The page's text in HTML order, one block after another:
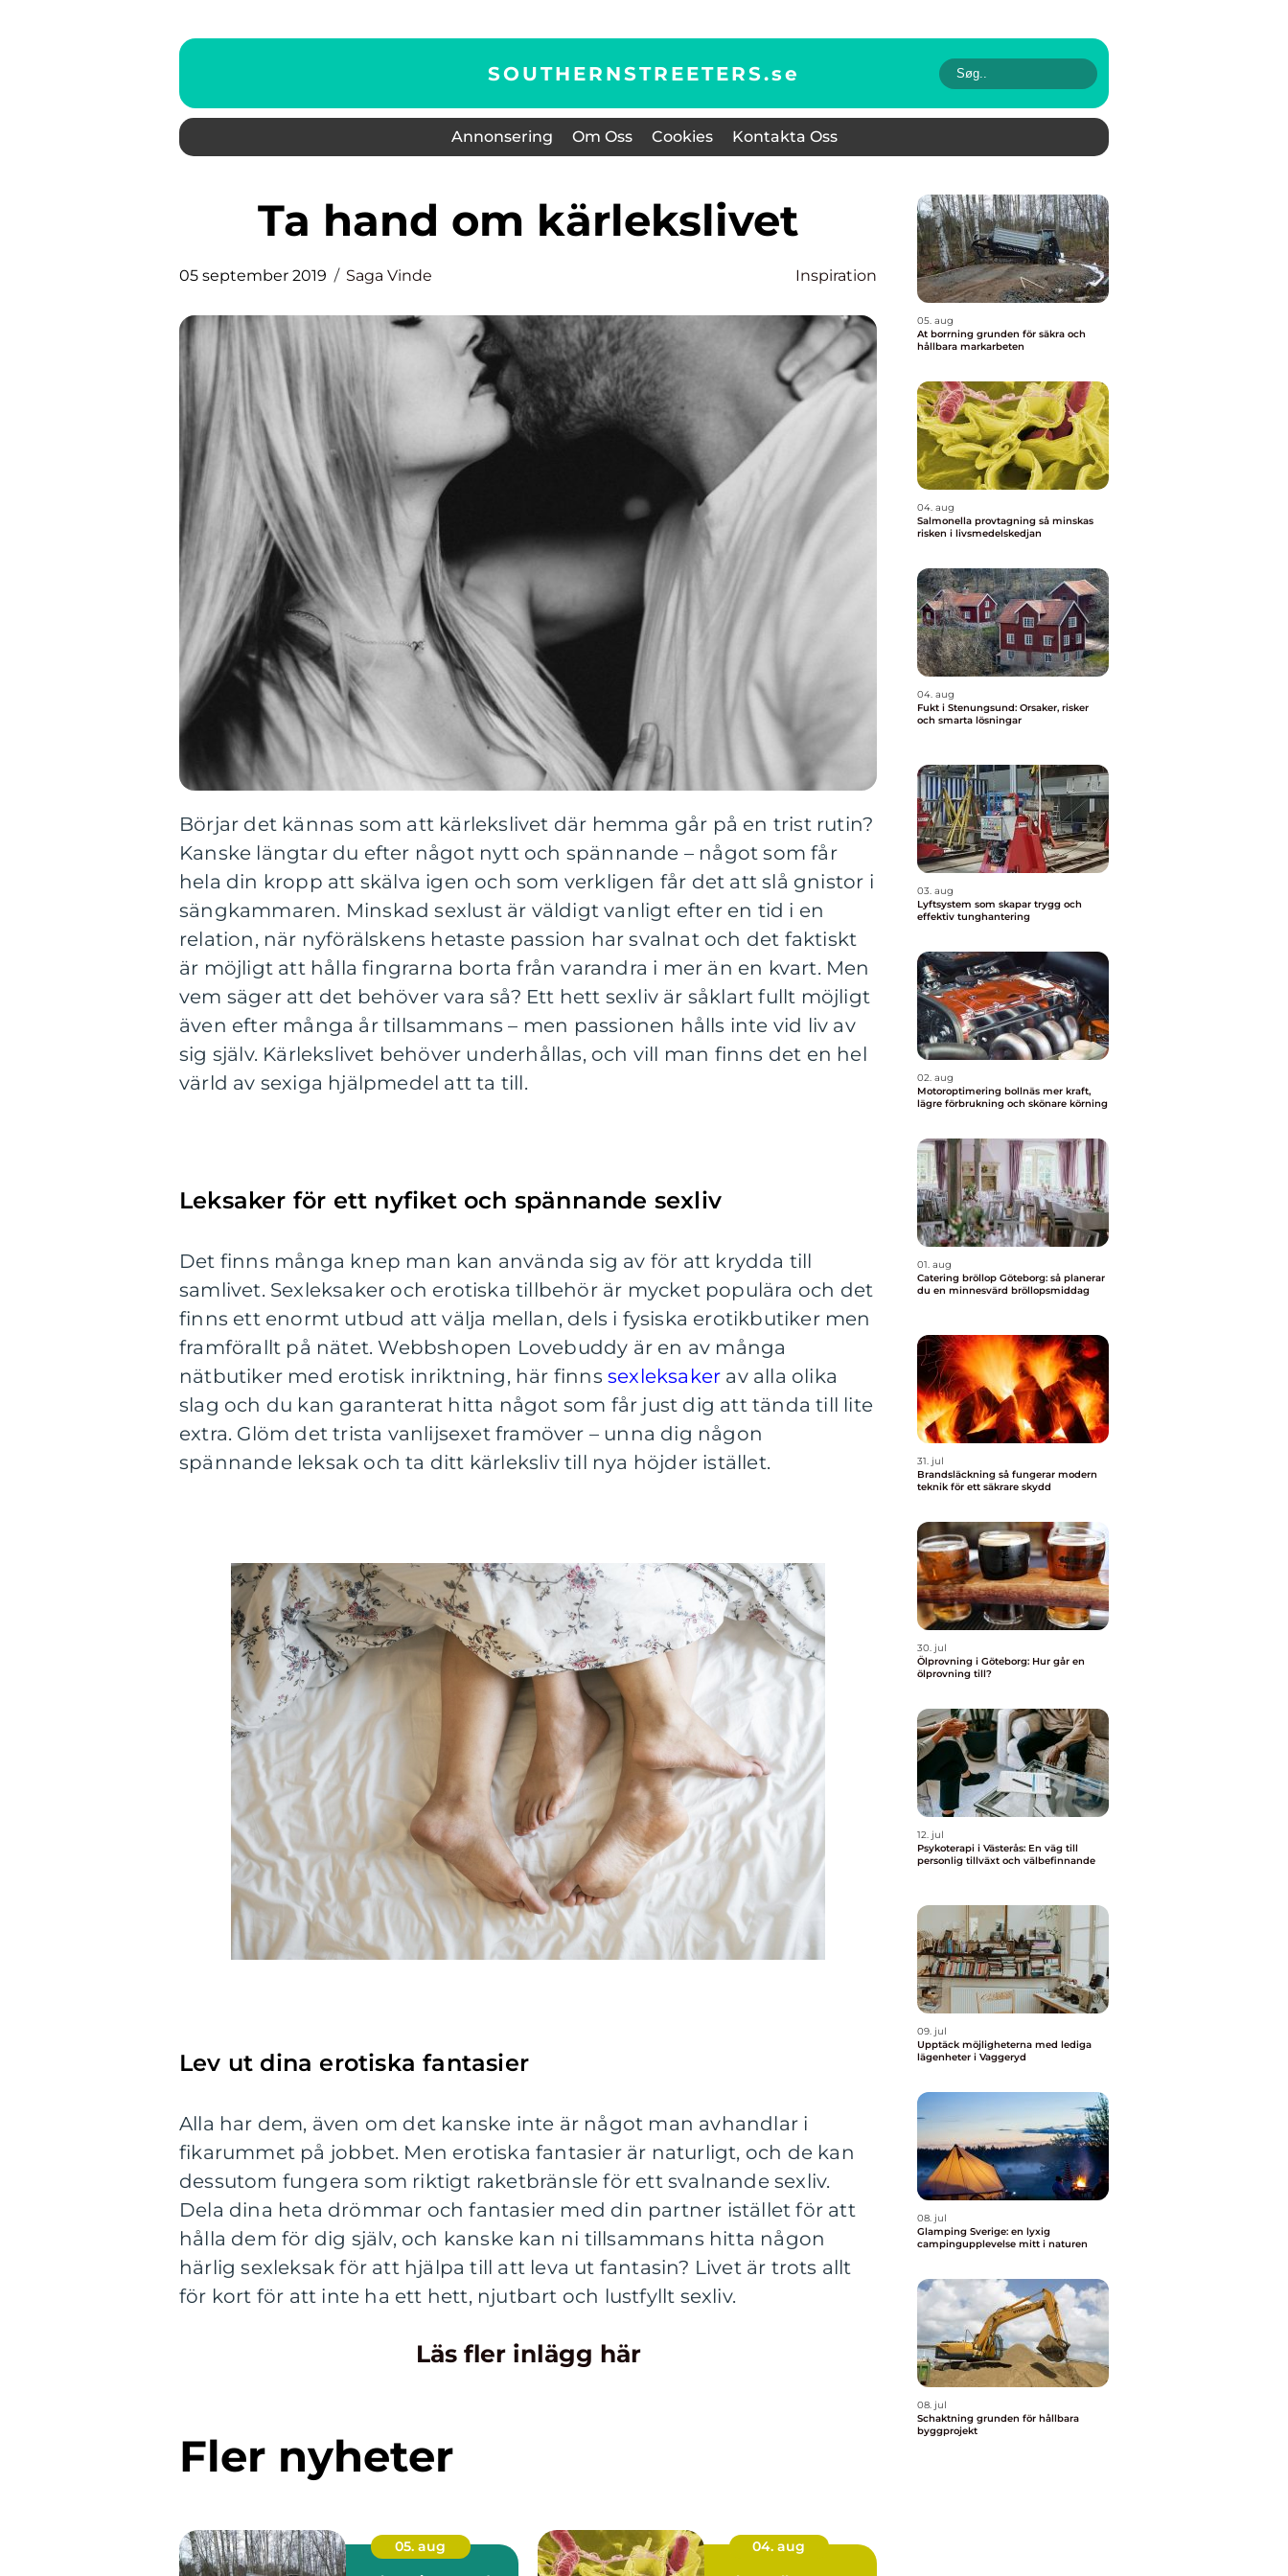
SOUTHERNSTREETERS.se
Annonsering Om Oss Cookies Kontakta Oss
Ta hand om kärlekslivet
05 september 2019 Saga Vinde Inspiration
Börjar det kännas som att kärlekslivet där hemma går på en trist rutin?
Kanske längtar du efter något nytt och spännande – något som får
hela din kropp att skälva igen och som verkligen får det att slå gnistor i
sängkammaren. Minskad sexlust är väldigt vanligt efter en tid i en
relation, när nyförälskens hetaste passion har svalnat och det faktiskt
är möjligt att hålla fingrarna borta från varandra i mer än en kvart. Men
vem säger att det behöver vara så? Ett hett sexliv är såklart fullt möjligt
även efter många år tillsammans – men passionen hålls inte vid liv av
sig själv. Kärlekslivet behöver underhållas, och vill man finns det en hel
värld av sexiga hjälpmedel att ta till.
Leksaker för ett nyfiket och spännande sexliv
Det finns många knep man kan använda sig av för att krydda till
samlivet. Sexleksaker och erotiska tillbehör är mycket populära och det
finns ett enormt utbud att välja mellan, dels i fysiska erotikbutiker men
framförallt på nätet. Webbshopen Lovebuddy är en av många
nätbutiker med erotisk inriktning, här finnssexleksaker av alla olika
slag och du kan garanterat hitta något som får just dig att tända till lite
extra. Glöm det trista vanlijsexet framöver – unna dig någon
spännande leksak och ta ditt kärleksliv till nya höjder istället.
Lev ut dina erotiska fantasier
Alla har dem, även om det kanske inte är något man avhandlar i
fikarummet på jobbet. Men erotiska fantasier är naturligt, och de kan
dessutom fungera som riktigt raketbränsle för ett svalnande sexliv.
Dela dina heta drömmar och fantasier med din partner istället för att
hålla dem för dig själv, och kanske kan ni tillsammans hitta någon
härlig sexleksak för att hjälpa till att leva ut fantasin? Livet är trots allt
för kort för att inte ha ett hett, njutbart och lustfyllt sexliv.
Läs fler inlägg här
Fler nyheter
05. aug
04. aug
05. aug
At borrning grunden för säkra och
hållbara markarbeten
04. aug
Salmonella provtagning så minskas
risken i livsmedelskedjan
04. aug
Fukt i Stenungsund: Orsaker, risker
och smarta lösningar
03. aug
Lyftsystem som skapar trygg och
effektiv tunghantering
02. aug
Motoroptimering bollnäs mer kraft,
lägre förbrukning och skönare körning
01. aug
Catering bröllop Göteborg: så planerar
du en minnesvärd bröllopsmiddag
31. jul
Brandsläckning så fungerar modern
teknik för ett säkrare skydd
30. jul
Ölprovning i Göteborg: Hur går en
ölprovning till?
12. jul
Psykoterapi i Västerås: En väg till
personlig tillväxt och välbefinnande
09. jul
Upptäck möjligheterna med lediga
lägenheter i Vaggeryd
08. jul
Glamping Sverige: en lyxig
campingupplevelse mitt i naturen
08. jul
Schaktning grunden för hållbara
byggprojekt